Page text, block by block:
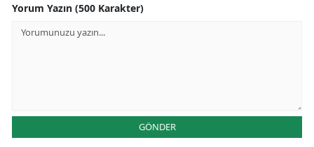
Yorum Yazın (500 Karakter)
GÖNDER